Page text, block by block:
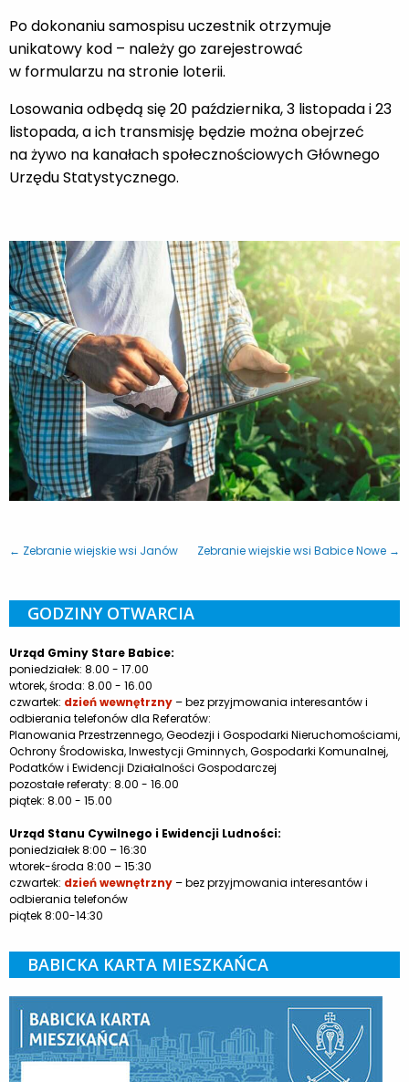
Po dokonaniu samospisu uczestnik otrzymuje
unikatowy kod – należy go zarejestrować
w formularzu na stronie loterii.
Losowania odbędą się 20 października, 3 listopada i 23
listopada, a ich transmisję będzie można obejrzeć
na żywo na kanałach społecznościowych Głównego
Urzędu Statystycznego.
← Zebranie wiejskie wsi Janów Zebranie wiejskie wsi Babice Nowe →
GODZINY OTWARCIA
Urząd Gminy Stare Babice:
poniedziałek: 8.00 - 17.00
wtorek, środa: 8.00 - 16.00
czwartek: dzień wewnętrzny– bez przyjmowania interesantów i
odbierania telefonów dla Referatów:
Planowania Przestrzennego, Geodezji i Gospodarki Nieruchomościami,
Ochrony Środowiska, Inwestycji Gminnych, Gospodarki Komunalnej,
Podatków i Ewidencji Działalności Gospodarczej
pozostałe referaty: 8.00 - 16.00
piątek: 8.00 - 15.00
Urząd Stanu Cywilnego i Ewidencji Ludności:
poniedziałek 8:00 – 16:30
wtorek-środa 8:00 – 15:30
czwartek: dzień wewnętrzny– bez przyjmowania interesantów i
odbierania telefonów
piątek 8:00-14:30
BABICKA KARTA MIESZKAŃCA